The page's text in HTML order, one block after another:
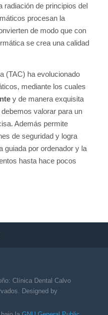
radiación de principios del
procesan la
de modo que con
se crea una calidad
(TAC) ha evolucionado
mediante los cuales
y de manera exquisita
valorar para un
Además permite
de seguridad y logra
guiada por ordenador y la
hasta hace pocos
Clínica Dental Calvo
Designed by